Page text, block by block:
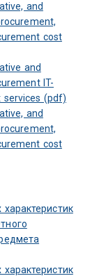
and
cost
and
IT-
services (pdf)
and
cost
характеристик
характеристик